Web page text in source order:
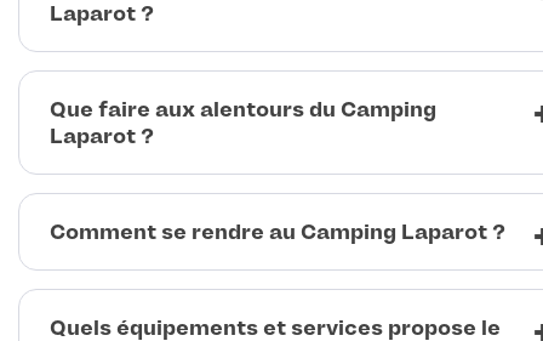
Laparot ?
Que faire aux alentours du Camping
Laparot ?
Comment se rendre au Camping Laparot ?
Quels équipements et services propose le